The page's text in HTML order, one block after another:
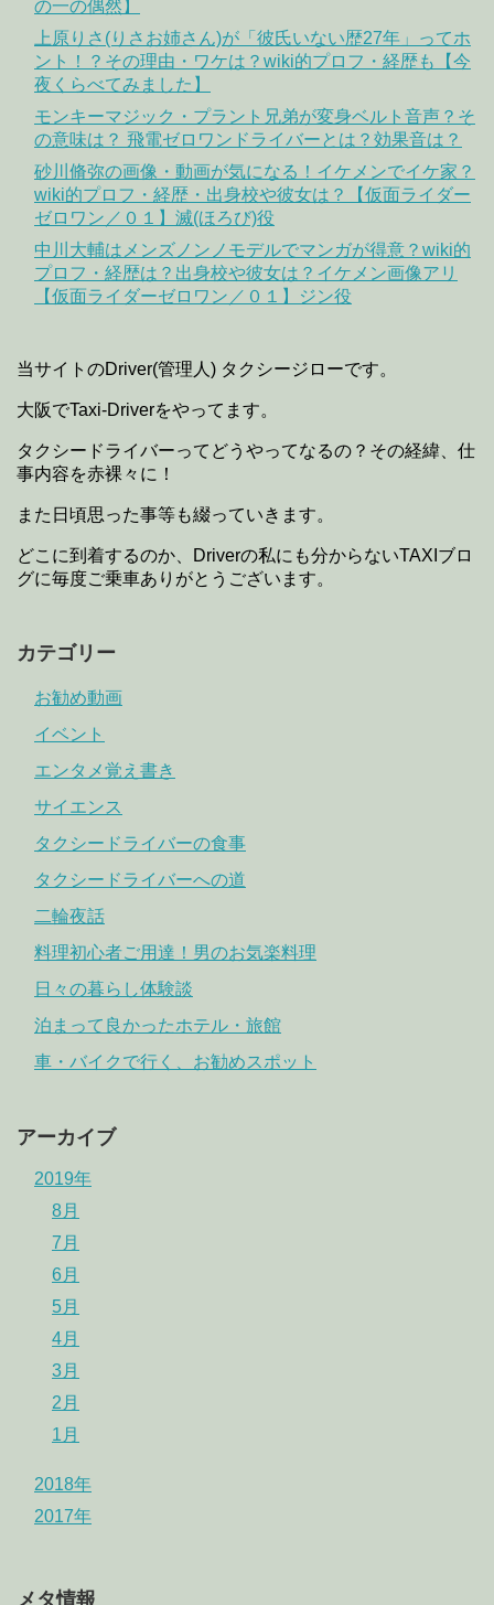
の一の偶然】
上原りさ(りさお姉さん)が「彼氏いない歴27年」ってホ
ント！？その理由・ワケは？wiki的プロフ・経歴も【今
夜くらべてみました】
モンキーマジック・プラント兄弟が変身ベルト音声？そ
の意味は？ 飛電ゼロワンドライバーとは？効果音は？
砂川脩弥の画像・動画が気になる！イケメンでイケ家？
wiki的プロフ・経歴・出身校や彼女は？【仮面ライダー
ゼロワン／０１】滅(ほろび)役
中川大輔はメンズノンノモデルでマンガが得意？wiki的
プロフ・経歴は？出身校や彼女は？イケメン画像アリ
【仮面ライダーゼロワン／０１】ジン役
当サイトのDriver(管理人) タクシージローです。
大阪でTaxi-Driverをやってます。
タクシードライバーってどうやってなるの？その経緯、仕
事内容を赤裸々に！
また日頃思った事等も綴っていきます。
どこに到着するのか、Driverの私にも分からないTAXIブロ
グに毎度ご乗車ありがとうございます。
カテゴリー
お勧め動画
イベント
エンタメ覚え書き
サイエンス
タクシードライバーの食事
タクシードライバーへの道
二輪夜話
料理初心者ご用達！男のお気楽料理
日々の暮らし体験談
泊まって良かったホテル・旅館
車・バイクで行く、お勧めスポット
アーカイブ
2019年
8月
7月
6月
5月
4月
3月
2月
1月
2018年
2017年
メタ情報